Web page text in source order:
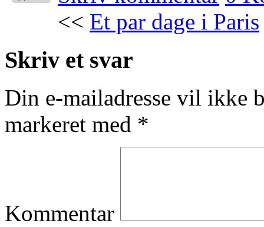
<< Et par dage i Paris
Skriv et svar
Din e-mailadresse vil ikke
markeret med *
Kommentar